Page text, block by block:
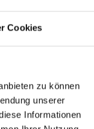
Cookies
zu können
unserer
Informationen